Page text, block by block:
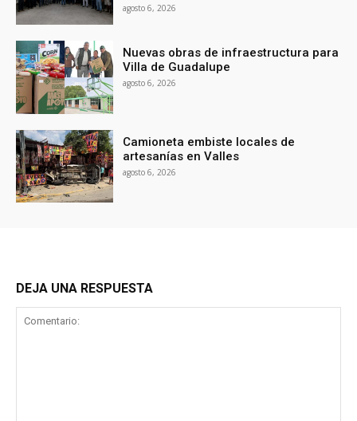
agosto 6, 2026
Nuevas obras de infraestructura para
Villa de Guadalupe
agosto 6, 2026
Camioneta embiste locales de
artesanías en Valles
agosto 6, 2026
DEJA UNA RESPUESTA